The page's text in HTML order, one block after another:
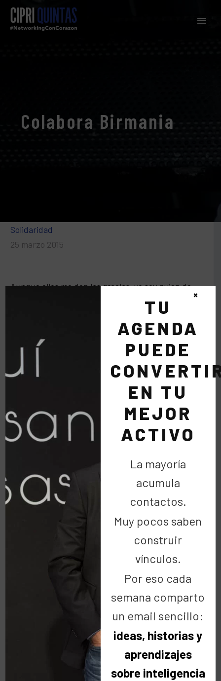
Colabora Birmania
Solidaridad
25 marzo 2015
Aunque ellos me den las gracias, yo soy quien de
verdad les estoy agradecido por haberme dejado
crecer como persona, por dejarme sumar y por la
satisfacción de ver una sonrisa en sus caras.
Buscar
Últimas noticias
TU
AGENDA
PUEDE
EN TU
MEJOR
ACTIVO
La mayoría
acumula
contactos.
Muy pocos saben
construir
vínculos.
Por eso cada
semana comparto
un email sencillo:
ideas, historias y
aprendizajes
sobre inteligencia
×